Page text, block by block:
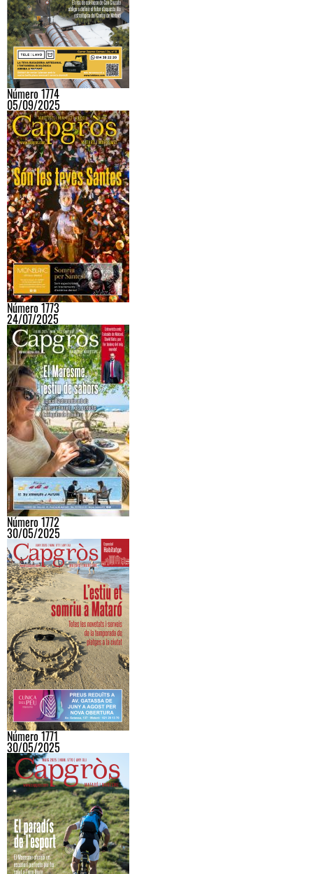
Número 1774
05/09/2025
Número 1773
24/07/2025
Número 1772
30/05/2025
Número 1771
30/05/2025